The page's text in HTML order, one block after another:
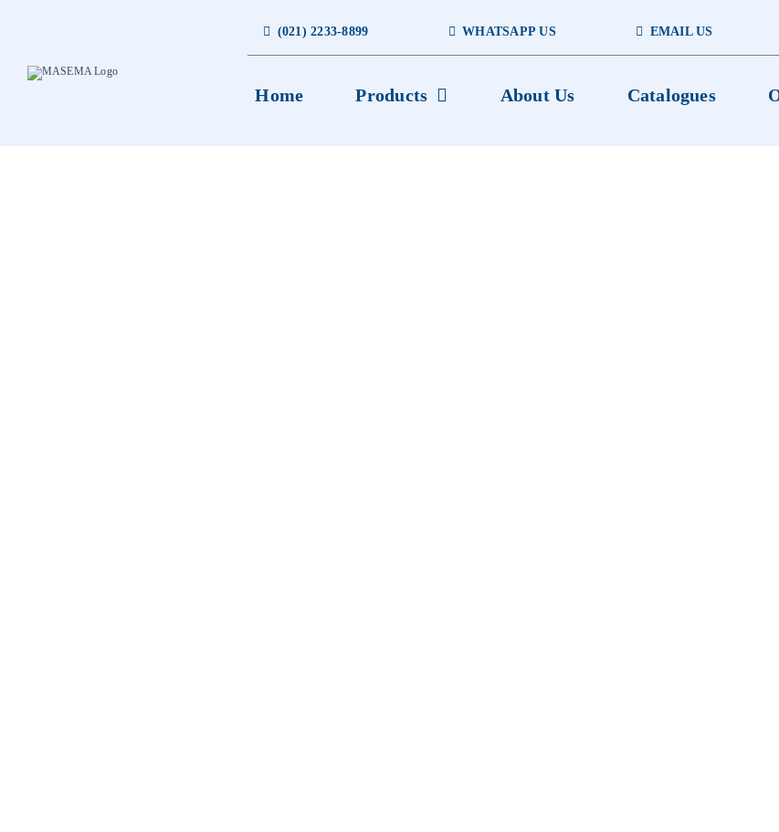
(021) 2233-8899 WHATSAPP US EMAIL US
Home Products About Us Catalogues